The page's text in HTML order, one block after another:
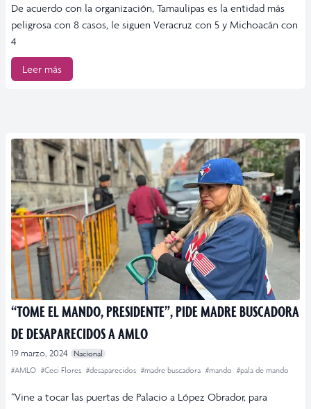
De acuerdo con la organización, Tamaulipas es la entidad más
peligrosa con 8 casos, le siguen Veracruz con 5 y Michoacán con
4
Leer más
“TOME EL MANDO, PRESIDENTE”, PIDE MADRE BUSCADORA
DE DESAPARECIDOS A AMLO
19 marzo, 2024
Nacional
#AMLO #Ceci Flores #desaparecidos #madre buscadora #mando #pala de mando
“Vine a tocar las puertas de Palacio a López Obrador, para